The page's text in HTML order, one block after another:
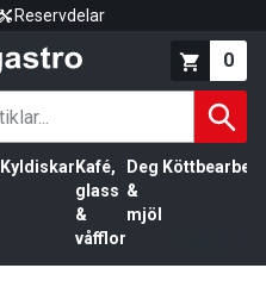
Reservdelar
0
Kyldiskar Kafé,
glass
&
våfflor
Deg
&
mjöl